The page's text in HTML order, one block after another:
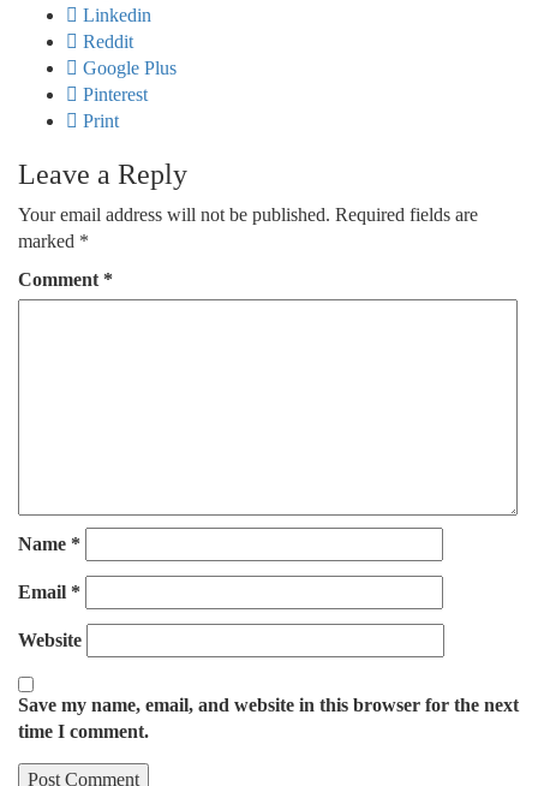
Linkedin
Reddit
Google Plus
Pinterest
Print
Leave a Reply
Your email address will not be published. Required fields are
marked *
Comment *
Name *
Email *
Website
Save my name, email, and website in this browser for the next
time I comment.